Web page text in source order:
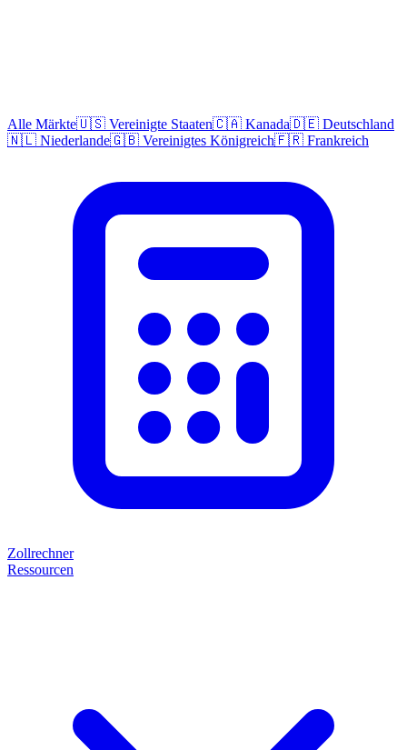
Alle Märkte🇺🇸 Vereinigte Staaten🇨🇦 Kanada🇩🇪 Deutschland
🇳🇱 Niederlande🇬🇧 Vereinigtes Königreich🇫🇷 Frankreich
Zollrechner
Ressourcen